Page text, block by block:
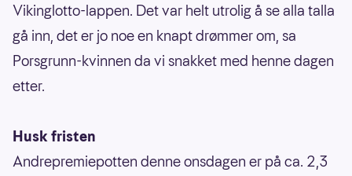
Vikinglotto-lappen. Det var helt utrolig å se alla talla
gå inn, det er jo noe en knapt drømmer om, sa
Porsgrunn-kvinnen da vi snakket med henne dagen
etter.
Husk fristen
Andrepremiepotten denne onsdagen er på ca. 2,3